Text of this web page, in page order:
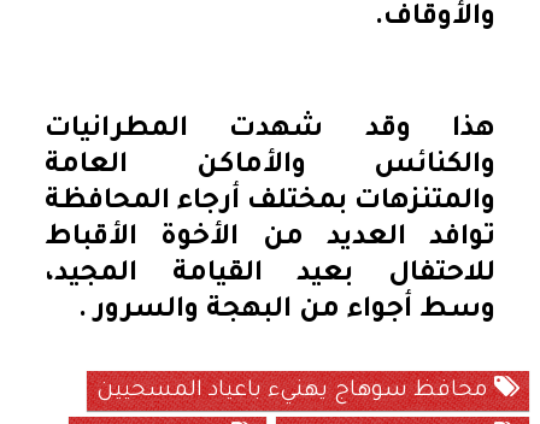
والأوقاف.
هذا وقد شهدت المطرانيات
والكنائس والأماكن العامة
والمتنزهات بمختلف أرجاء المحافظة
توافد العديد من الأخوة الأقباط
للاحتفال بعيد القيامة المجيد،
وسط أجواء من البهجة والسرور .
محافظ سوهاج يهنيء باعياد المسحيين